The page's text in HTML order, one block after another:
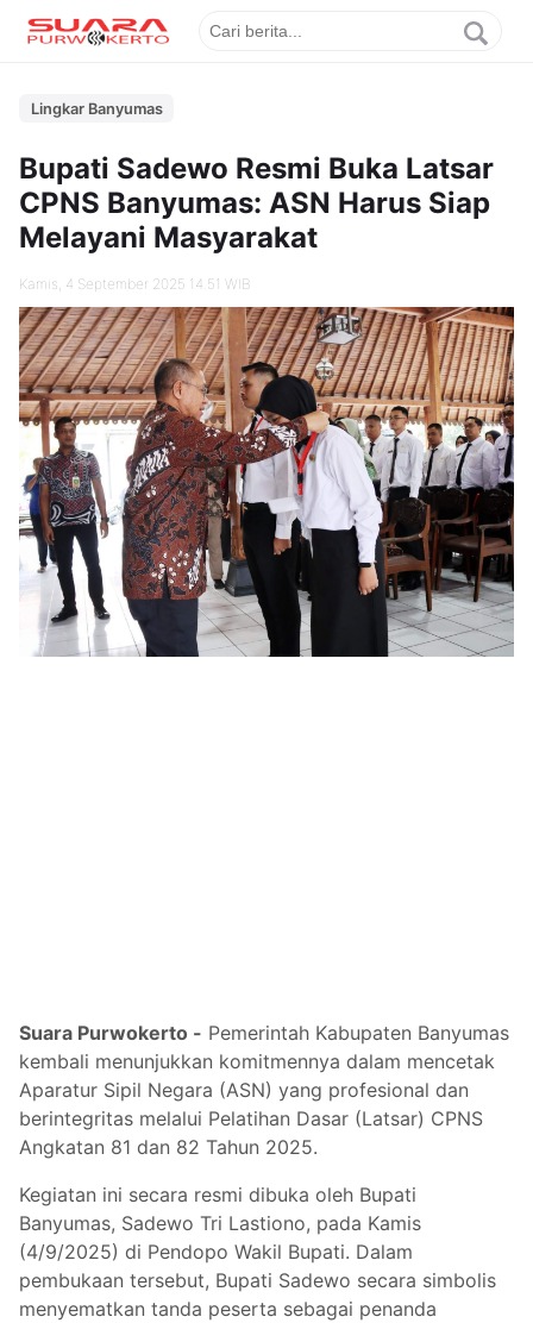
Lingkar Banyumas
Bupati Sadewo Resmi Buka Latsar
CPNS Banyumas: ASN Harus Siap
Melayani Masyarakat
Kamis, 4 September 2025 14.51 WIB
Suara Purwokerto - Pemerintah Kabupaten Banyumas
kembali menunjukkan komitmennya dalam mencetak
Aparatur Sipil Negara (ASN) yang profesional dan
berintegritas melalui Pelatihan Dasar (Latsar) CPNS
Angkatan 81 dan 82 Tahun 2025.
Kegiatan ini secara resmi dibuka oleh Bupati
Banyumas, Sadewo Tri Lastiono, pada Kamis
(4/9/2025) di Pendopo Wakil Bupati. Dalam
pembukaan tersebut, Bupati Sadewo secara simbolis
menyematkan tanda peserta sebagai penanda